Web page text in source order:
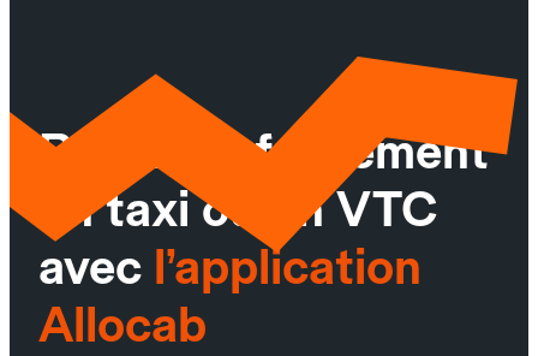
Réservez facilement
un taxi ou un VTC
avec l’application
Allocab